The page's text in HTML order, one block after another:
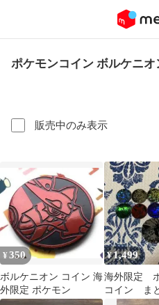
ポケモンコイン ボルケニ
販売中のみ表示
¥ 350
ボルケニオン コイン 海
外限定 ポケモン
¥1,499
海外限定
コイン ま